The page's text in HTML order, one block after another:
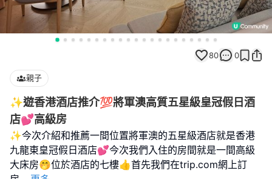
80 0
親子
✨遊香港酒店推介💯將軍澳高質五星級皇冠假日酒
店💕高級房
✨️今次介紹和推薦一間位置將軍澳的五星級酒店就是香港
九龍東皇冠假日酒店💕今次我們入住的房間就是一間高級
大床房🤭位於酒店的七樓👍首先我們在trip.com網上訂